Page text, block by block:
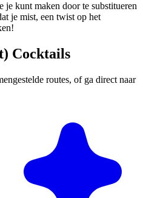
je kunt maken door te substitueren
je mist, een twist op het
Cocktails
routes, of ga direct naar